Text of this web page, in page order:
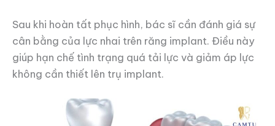
Sau khi hoàn tất phục hình, bác sĩ cần đánh giá sự
cân bằng của lực nhai trên răng implant. Điều này
giúp hạn chế tình trạng quá tải lực và giảm áp lực
không cần thiết lên trụ implant.